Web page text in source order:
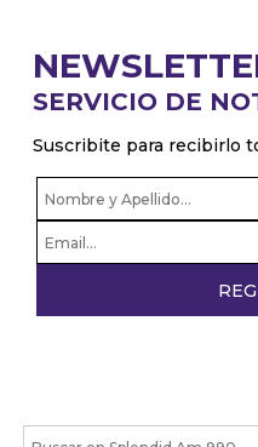
SERVICIO DE
Suscribite para recibirlo